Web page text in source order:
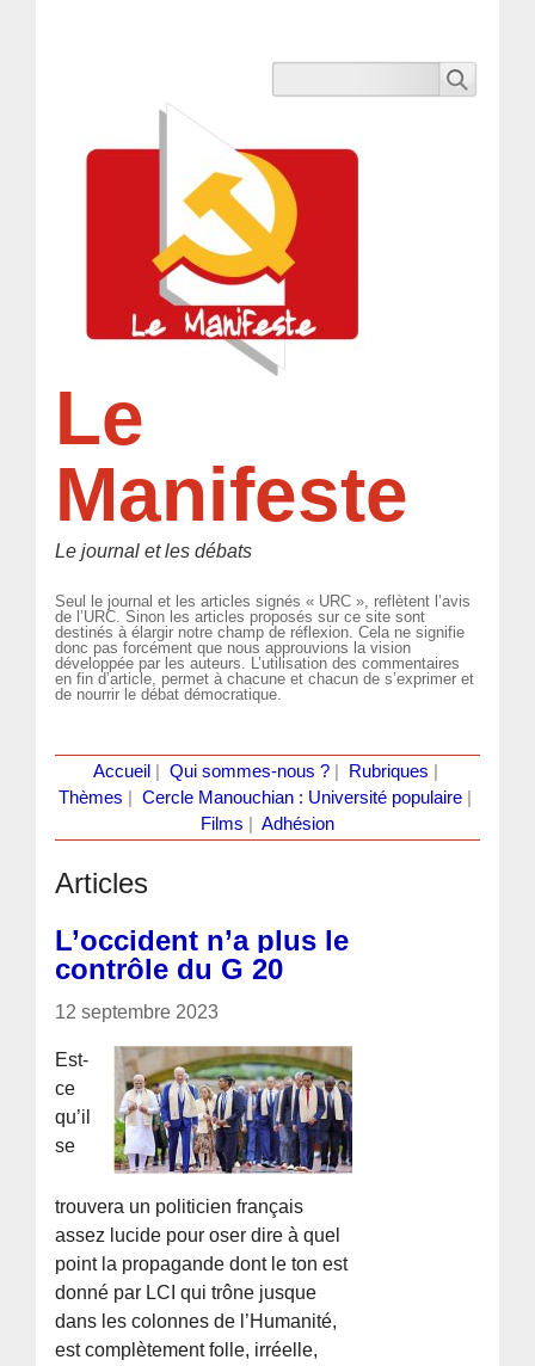
Le
Manifeste
Le journal et les débats
Seul le journal et les articles signés « URC », reflètent l’avis
de l’URC. Sinon les articles proposés sur ce site sont
destinés à élargir notre champ de réflexion. Cela ne signifie
donc pas forcément que nous approuvions la vision
développée par les auteurs. L’utilisation des commentaires
en fin d’article, permet à chacune et chacun de s’exprimer et
de nourrir le débat démocratique.
Accueil Qui sommes-nous ?| Rubriques
Thèmes
Cercle Manouchian : Université populaire
Films
Adhésion
Articles
L’occident n’a plus le
contrôle du G 20
12 septembre 2023
Est-
ce
qu’il
se
trouvera un politicien français
assez lucide pour oser dire à quel
point la propagande dont le ton est
donné par LCI qui trône jusque
dans les colonnes de l’Humanité,
est complètement folle, irréelle,